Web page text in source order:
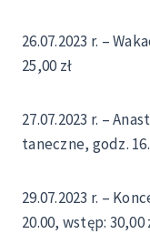
26.07.2023 r. –
25,00 zł
27.07.2023 r. –
taneczne, godz.
29.07.2023 r. –
20.00, wstęp: 30,00